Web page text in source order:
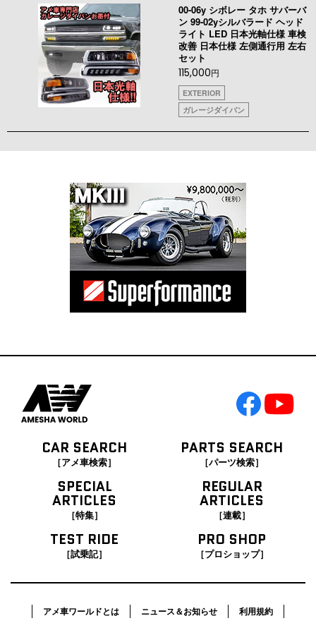
00-06y シボレー タホ サバーバ
ン 99-02yシルバラード ヘッド
ライト LED 日本光軸仕様 車検
改善 日本仕様 左側通行用 左右
セット
115,000円
EXTERIOR
ガレージダイバン
CAR SEARCH
［アメ車検索］
PARTS SEARCH
［パーツ検索］
SPECIAL
ARTICLES
［特集］
REGULAR
ARTICLES
［連載］
TEST RIDE
［試乗記］
PRO SHOP
［プロショップ］
アメ車ワールドとは ニュース＆お知らせ 利用規約